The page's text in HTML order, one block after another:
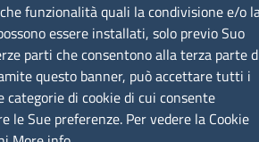
funzionalità quali la condivisione e/o
essere installati, solo previo Suo
parti che consentono alla terza parte
questo banner, può accettare tutti i
categorie di cookie di cui consente
le Sue preferenze. Per vedere la Cookie